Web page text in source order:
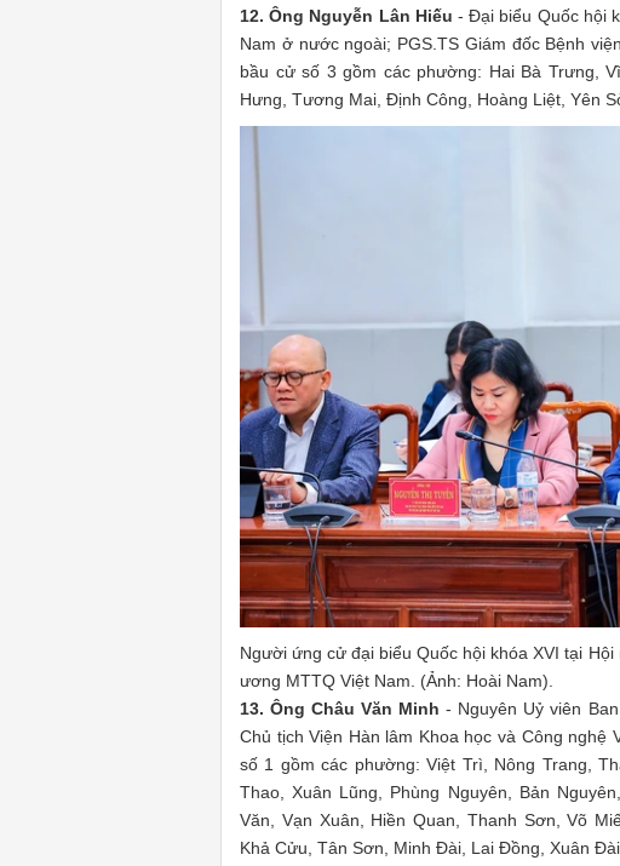
12. Ông Nguyễn Lân Hiếu - Đại biểu Quốc hội
Nam ở nước ngoài; PGS.TS Giám đốc Bệnh
bầu cử số 3 gồm các phường: Hai Bà Trưng,
Hưng, Tương Mai, Định Công, Hoàng Liệt, Yên
Người ứng cử đại biểu Quốc hội khóa XVI tại
ương MTTQ Việt Nam. (Ảnh: Hoài Nam).
13. Ông Châu Văn Minh - Nguyên Uỷ viên
Chủ tịch Viện Hàn lâm Khoa học và Công
số 1 gồm các phường: Việt Trì, Nông Trang,
Thao, Xuân Lũng, Phùng Nguyên, Bản
Văn, Vạn Xuân, Hiền Quan, Thanh Sơn, Võ
Khả Cửu, Tân Sơn, Minh Đài, Lai Đồng, Xuân